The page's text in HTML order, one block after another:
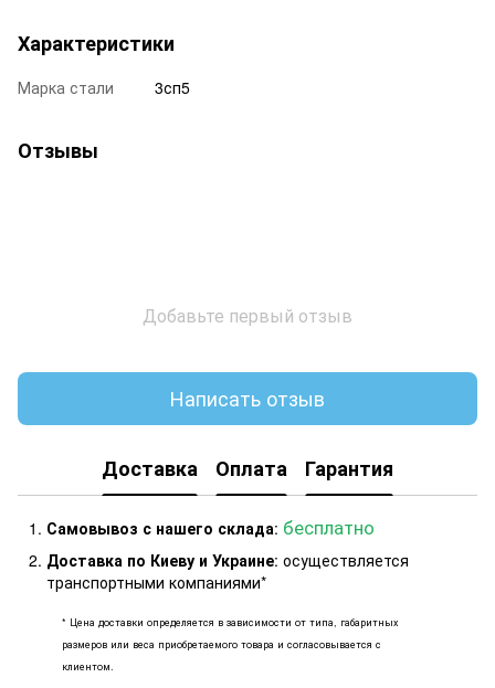
Характеристики
Марка стали 3сп5
Отзывы
Добавьте первый отзыв
Написать отзыв
Доставка Оплата Гарантия
Самовывоз с нашего склада: бесплатно
Доставка по Киеву и Украине: осуществляется
транспортными компаниями*
* Цена доставки определяется в зависимости от типа, габаритных
размеров или веса приобретаемого товара и согласовывается с
клиентом.